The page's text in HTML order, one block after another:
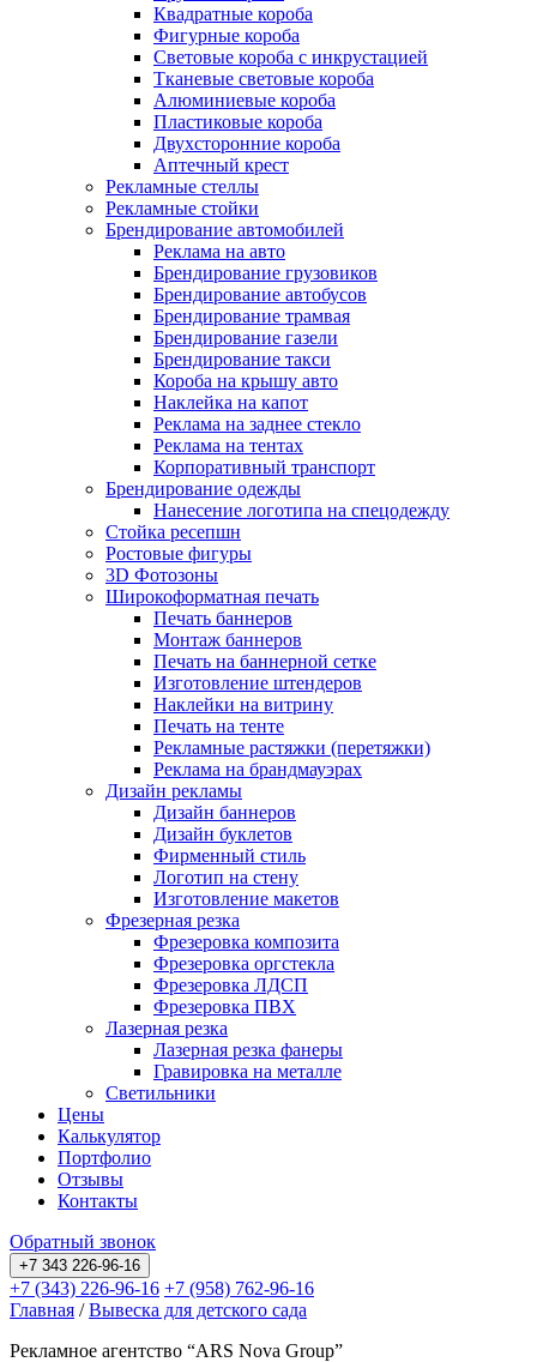
Квадратные короба
Фигурные короба
Световые короба с инкрустацией
Тканевые световые короба
Алюминиевые короба
Пластиковые короба
Двухсторонние короба
Аптечный крест
Рекламные стеллы
Рекламные стойки
Брендирование автомобилей
Реклама на авто
Брендирование грузовиков
Брендирование автобусов
Брендирование трамвая
Брендирование газели
Брендирование такси
Короба на крышу авто
Наклейка на капот
Реклама на заднее стекло
Реклама на тентах
Корпоративный транспорт
Брендирование одежды
Нанесение логотипа на спецодежду
Стойка ресепшн
Ростовые фигуры
3D Фотозоны
Широкоформатная печать
Печать баннеров
Монтаж баннеров
Печать на баннерной сетке
Изготовление штендеров
Наклейки на витрину
Печать на тенте
Рекламные растяжки (перетяжки)
Реклама на брандмауэрах
Дизайн рекламы
Дизайн баннеров
Дизайн буклетов
Фирменный стиль
Логотип на стену
Изготовление макетов
Фрезерная резка
Фрезеровка композита
Фрезеровка оргстекла
Фрезеровка ЛДСП
Фрезеровка ПВХ
Лазерная резка
Лазерная резка фанеры
Гравировка на металле
Светильники
Цены
Калькулятор
Портфолио
Отзывы
Контакты
Обратный звонок
+7 343 226-96-16
+7 (343) 226-96-16 +7 (958) 762-96-16
Главная /Вывеска для детского сада
Рекламное агентство “ARS Nova Group”